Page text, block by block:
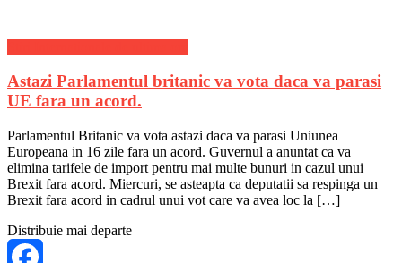
Astazi Parlamentul britanic va vota daca va parasi
UE fara un acord.
Parlamentul Britanic va vota astazi daca va parasi Uniunea
Europeana in 16 zile fara un acord. Guvernul a anuntat ca va
elimina tarifele de import pentru mai multe bunuri in cazul unui
Brexit fara acord. Miercuri, se asteapta ca deputatii sa respinga un
Brexit fara acord in cadrul unui vot care va avea loc la […]
Distribuie mai departe